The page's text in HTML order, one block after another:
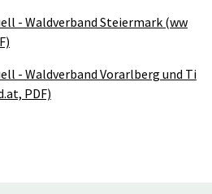
- Waldverband Steiermark (ww
- Waldverband Vorarlberg und Ti
PDF)